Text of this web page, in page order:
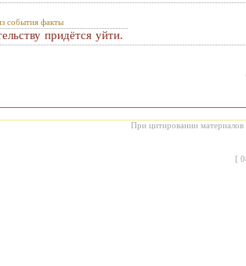
события факты
придётся уйти.
При цитировании материалов
[